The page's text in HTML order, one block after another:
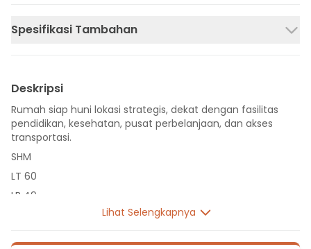
Spesifikasi Tambahan
Deskripsi
Rumah siap huni lokasi strategis, dekat dengan fasilitas
pendidikan, kesehatan, pusat perbelanjaan, dan akses
transportasi.
SHM
LT 60
LB 49
Lihat Selengkapnya